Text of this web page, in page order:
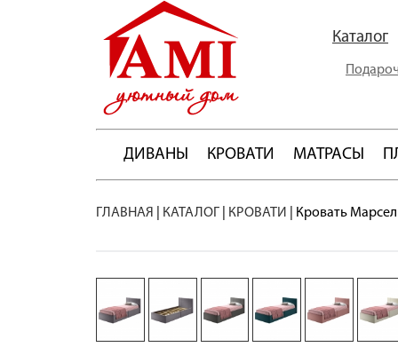
Каталог
ДИВАНЫ КРОВАТИ МАТРАСЫ
ГЛАВНАЯ КАТАЛОГ КРОВАТИ Кровать